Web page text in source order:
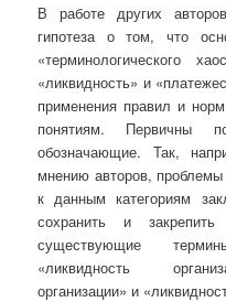
В работе других
гипотеза о том, что
«терминологического
«ликвидность» и
применения правил и
понятиям. Первичны
обозначающие. Так,
мнению авторов,
к данным категориям
сохранить и
существующие
«ликвидность
организации» и